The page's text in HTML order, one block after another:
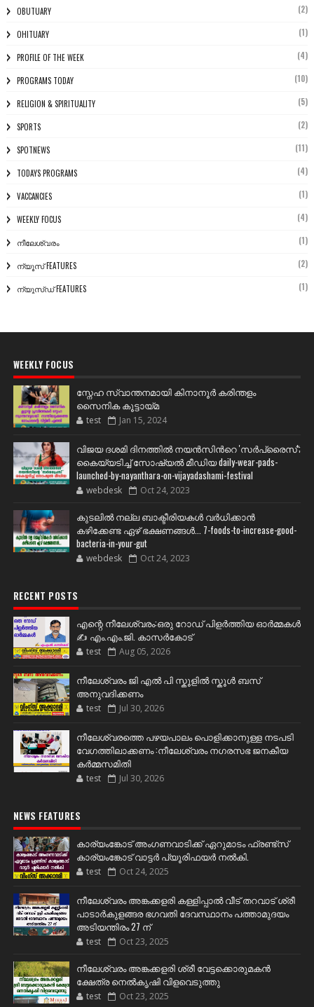
OBUTUARY (2)
OHITUARY (1)
PROFILE OF THE WEEK (4)
PROGRAMS TODAY (10)
RELIGION & SPIRITUALITY (5)
SPORTS (2)
SPOTNEWS (11)
TODAYS PROGRAMS (4)
VACCANCIES (1)
WEEKLY FOCUS (4)
നീലേശ്വരം (1)
ന്യൂസ് FEATURES (2)
ന്യൂസ്ഡ് FEATURES (1)
WEEKLY FOCUS
സ്നേഹ സ്വാന്തനമായി കിനാനൂർ കരിന്തളം
സൈനിക കൂട്ടായ്മ
test Jan 15, 2024
വിജയ ദശമി ദിനത്തില്‍ നയന്‍സിന്‍റെ 'സര്‍പ്രൈസ്';
കൈയ്യടിച്ച് സോഷ്യല്‍ മീഡിയ daily-wear-pads-
launched-by-nayanthara-on-vijayadashami-festival
webdesk Oct 24, 2023
കുടലിൽ നല്ല ബാക്ടീരിയകൾ വര്‍ധിക്കാന്‍
കഴിക്കേണ്ട ഏഴ് ഭക്ഷണങ്ങള്‍... 7-foods-to-increase-good-
bacteria-in-your-gut
webdesk Oct 24, 2023
RECENT POSTS
എന്റെ നീലേശ്വരം:ഒരു റോഡ് പിളർത്തിയ ഓർമ്മകൾ
✍️ എം.എം.ജി. കാസർകോട്
test Aug 05, 2026
നീലേശ്വരം ജി എൽ പി സ്കൂളിൽ സ്കൂൾ ബസ്
അനുവദിക്കണം
test Jul 30, 2026
നീലേശ്വരത്തെ പഴയപാലം പൊളിക്കാനുള്ള നടപടി
വേഗത്തിലാക്കണം :നീലേശ്വരം നഗരസഭ ജനകീയ
കർമ്മസമിതി
test Jul 30, 2026
NEWS FEATURES
കാര്യംങ്കോട് അംഗണവാടിക്ക് ഏറുമാടം ഫ്രണ്ട്സ്
കാര്യംങ്കോട് വാട്ടർ പ്യൂരിഫയർ നൽകി.
test Oct 24, 2025
നീലേശ്വരം അങ്കക്കളരി കള്ളിപ്പാൽ വീട് തറവാട് ശ്രീ
പാടാർകുളങ്ങര ഭഗവതി ദേവസ്ഥാനം പത്താമുദയം
അടിയന്തിരം 27 ന്
test Oct 23, 2025
നീലേശ്വരം അങ്കക്കളരി ശ്രീ വേട്ടക്കൊരുമകൻ
ക്ഷേത്ര നെൽകൃഷി വിളവെടുത്തു
test Oct 23, 2025